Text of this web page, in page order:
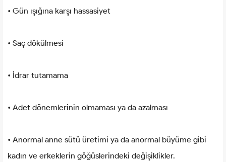
• Gün ışığına karşı hassasiyet
• Saç dökülmesi
• İdrar tutamama
• Adet dönemlerinin olmaması ya da azalması
• Anormal anne sütü üretimi ya da anormal büyüme gibi
kadın ve erkeklerin göğüslerindeki değişiklikler.